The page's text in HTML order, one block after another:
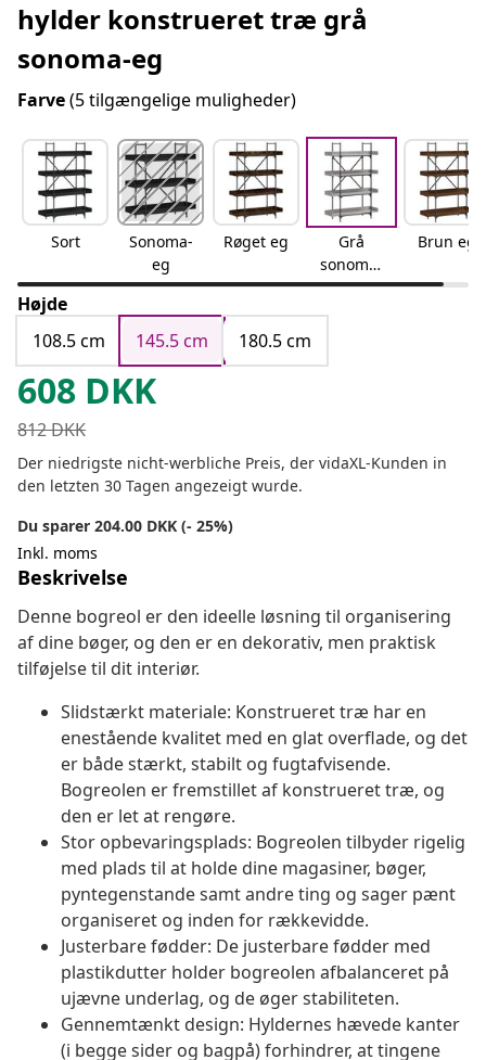
hylder konstrueret træ grå
sonoma-eg
Farve(5 tilgængelige muligheder)
Sort
Sonoma-
eg
Røget eg
Grå
sonoma-
eg
Brun eg
Højde
108.5 cm
145.5 cm 180.5 cm
608 DKK
812DKK
Der niedrigste nicht-werbliche Preis, der vidaXL-Kunden in
den letzten 30 Tagen angezeigt wurde.
Du sparer 204.00 DKK (- 25%)
Inkl. moms
Beskrivelse
Denne bogreol er den ideelle løsning til organisering
af dine bøger, og den er en dekorativ, men praktisk
tilføjelse til dit interiør.
Slidstærkt materiale: Konstrueret træ har en
enestående kvalitet med en glat overflade, og det
er både stærkt, stabilt og fugtafvisende.
Bogreolen er fremstillet af konstrueret træ, og
den er let at rengøre.
Stor opbevaringsplads: Bogreolen tilbyder rigelig
med plads til at holde dine magasiner, bøger,
pyntegenstande samt andre ting og sager pænt
organiseret og inden for rækkevidde.
Justerbare fødder: De justerbare fødder med
plastikdutter holder bogreolen afbalanceret på
ujævne underlag, og de øger stabiliteten.
Gennemtænkt design: Hyldernes hævede kanter
(i begge sider og bagpå) forhindrer, at tingene